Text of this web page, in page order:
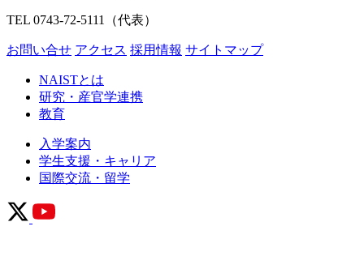
TEL 0743-72-5111（代表）
お問い合せ アクセス 採用情報 サイトマップ
NAISTとは
研究・産官学連携
教育
入学案内
学生支援・キャリア
国際交流・留学